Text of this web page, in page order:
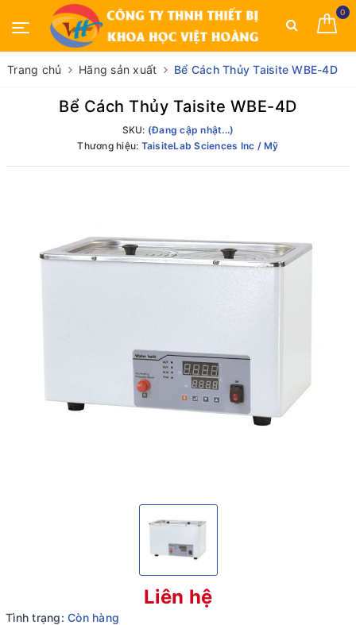
0
Trang chủ Hãng sản xuất Bể Cách Thủy Taisite WBE-4D
Bể Cách Thủy Taisite WBE-4D
SKU: (Đang cập nhật...)
Thương hiệu: TaisiteLab Sciences Inc / Mỹ
Liên hệ
Tình trạng: Còn hàng